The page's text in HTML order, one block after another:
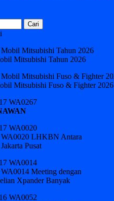
Mitsubishi Tahun 2026
Mitsubishi Fuso & Fighter 2026
LHKBN Antara
Pusat
Meeting dengan
Xpander Banyak